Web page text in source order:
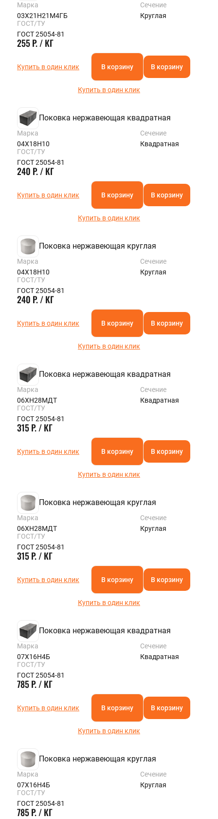
Марка
03Х21Н21М4ГБ
Сечение
Круглая
ГОСТ/ТУ
ГОСТ 25054-81
255 Р. / КГ
Купить в один клик В корзину В корзину
Купить в один клик
Поковка нержавеющая квадратная
Марка
04Х18Н10
Сечение
Квадратная
ГОСТ/ТУ
ГОСТ 25054-81
240 Р. / КГ
Купить в один клик В корзину В корзину
Купить в один клик
Поковка нержавеющая круглая
Марка
04Х18Н10
Сечение
Круглая
ГОСТ/ТУ
ГОСТ 25054-81
240 Р. / КГ
Купить в один клик В корзину В корзину
Купить в один клик
Поковка нержавеющая квадратная
Марка
06ХН28МДТ
Сечение
Квадратная
ГОСТ/ТУ
ГОСТ 25054-81
315 Р. / КГ
Купить в один клик В корзину В корзину
Купить в один клик
Поковка нержавеющая круглая
Марка
06ХН28МДТ
Сечение
Круглая
ГОСТ/ТУ
ГОСТ 25054-81
315 Р. / КГ
Купить в один клик В корзину В корзину
Купить в один клик
Поковка нержавеющая квадратная
Марка
07Х16Н4Б
Сечение
Квадратная
ГОСТ/ТУ
ГОСТ 25054-81
785 Р. / КГ
Купить в один клик В корзину В корзину
Купить в один клик
Поковка нержавеющая круглая
Марка
07Х16Н4Б
Сечение
Круглая
ГОСТ/ТУ
ГОСТ 25054-81
785 Р. / КГ